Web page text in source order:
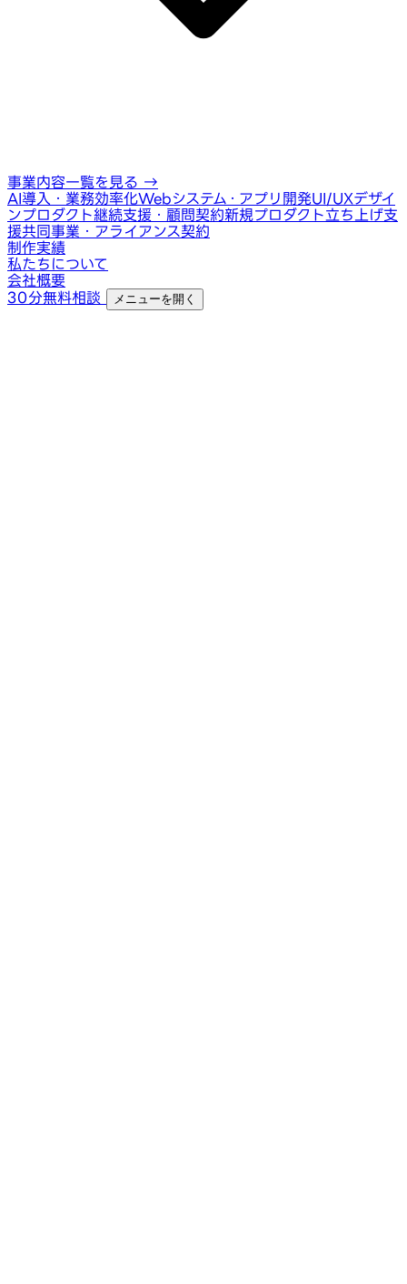
事業内容一覧を見る →
AI導入・業務効率化Webシステム・アプリ開発UI/UXデザイ
ンプロダクト継続支援・顧問契約新規プロダクト立ち上げ支
援共同事業・アライアンス契約
制作実績
私たちについて
会社概要
30分無料相談
メニューを開く